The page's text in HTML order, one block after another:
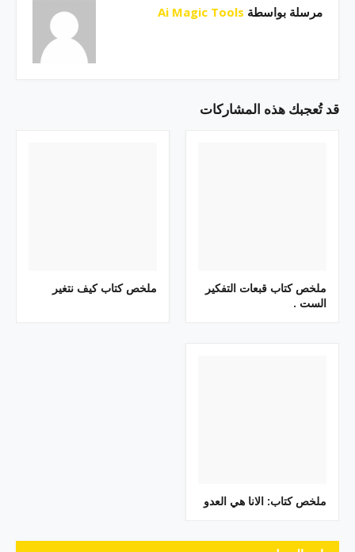
مرسلة بواسطة
قد تُعجبك هذه المشاركات
ملخص كتاب قبعات التفكير
الست .
ملخص كتاب كيف نتغير
ملخص كتاب: الانا هي العدو